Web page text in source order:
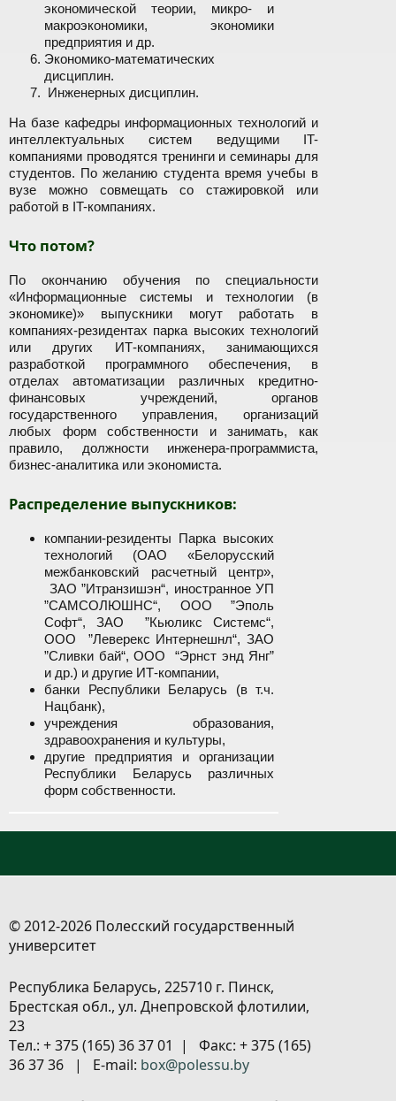
экономической теории, микро- и
макроэкономики, экономики
предприятия и др.
Экономико-математических
дисциплин.
Инженерных дисциплин.
На базе кафедры информационных технологий и
интеллектуальных систем ведущими IT-
компаниями проводятся тренинги и семинары для
студентов. По желанию студента время учебы в
вузе можно совмещать со стажировкой или
работой в IT-компаниях.
Что потом?
По окончанию обучения по специальности
«Информационные системы и технологии (в
экономике)» выпускники могут работать в
компаниях-резидентах парка высоких технологий
или других ИТ-компаниях, занимающихся
разработкой программного обеспечения, в
отделах автоматизации различных кредитно-
финансовых учреждений, органов
государственного управления, организаций
любых форм собственности и занимать, как
правило, должности инженера-программиста,
бизнес-аналитика или экономиста.
Распределение выпускников:
компании-резиденты Парка высоких
технологий (ОАО «Белорусский
межбанковский расчетный центр»,
ЗАО ”Итранзишэн“, иностранное УП
”САМСОЛЮШНС“, ООО ”Эполь
Софт“, ЗАО ”Кьюликс Системс“,
ООО ”Леверекс Интернешнл“, ЗАО
”Сливки бай“, ООО “Эрнст энд Янг”
и др.) и другие ИТ-компании,
банки Республики Беларусь (в т.ч.
Нацбанк),
учреждения образования,
здравоохранения и культуры,
другие предприятия и организации
Республики Беларусь различных
форм собственности.
© 2012-2026 Полесский государственный
университет
Республика Беларусь, 225710 г. Пинск,
Брестская обл., ул. Днепровской флотилии,
23
Tел.: + 375 (165) 36 37 01 | Факс: + 375 (165)
36 37 36 | E-mail: box@polessu.by